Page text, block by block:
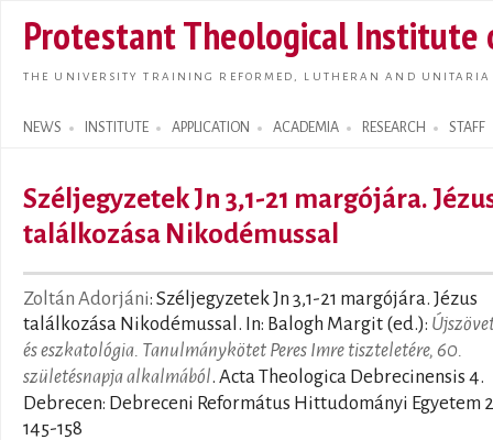
main
Protestant Theological Institute
THE UNIVERSITY TRAINING REFORMED, LUTHERAN AND
NEWS INSTITUTE APPLICATION ACADEMIA RESEARCH STAFF
Search form
Széljegyzetek Jn 3,1-21 margójára.
találkozása Nikodémussal
Zoltán Adorjáni: Széljegyzetek Jn 3,1-21 margójára. Jézus
találkozása Nikodémussal. In: Balogh Margit (ed.):
és eszkatológia. Tanulmánykötet Peres Imre tiszteletére, 60.
születésnapja alkalmából. Acta Theologica Debrecinensis 4.
Debrecen: Debreceni Református Hittudományi Egyetem
145-158